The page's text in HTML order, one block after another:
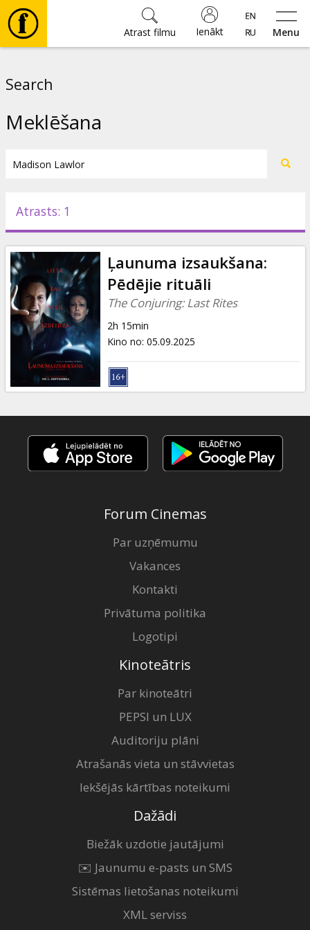
Menu
Ienākt
Atrast filmu
Pasākumi
Ziņas
Dāvanu
kartes
Uzkodas
B2B
Kino
Klubs
Search
Meklēšana
Atrasts: 1
Ļaunuma izsaukšana:
Pēdējie rituāli
The Conjuring: Last Rites
2h 15min
Kino no: 05.09.2025
Forum Cinemas
Par uzņēmumu
Vakances
Kontakti
Privātuma politika
Logotipi
Kinoteātris
Par kinoteātri
PEPSI un LUX
Auditoriju plāni
Atrašanās vieta un stāvvietas
Iekšējās kārtības noteikumi
Dažādi
Biežāk uzdotie jautājumi
✉️ Jaunumu e-pasts un SMS
Sistēmas lietošanas noteikumi
XML serviss